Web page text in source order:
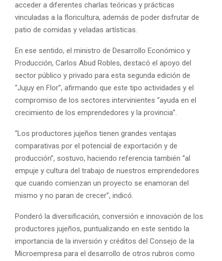
acceder a diferentes charlas teóricas y prácticas
vinculadas a la floricultura, además de poder disfrutar de
patio de comidas y veladas artísticas.
En ese sentido, el ministro de Desarrollo Económico y
Producción, Carlos Abud Robles, destacó el apoyo del
sector público y privado para esta segunda edición de
“Jujuy en Flor”, afirmando que este tipo actividades y el
compromiso de los sectores intervinientes “ayuda en el
crecimiento de los emprendedores y la provincia”.
“Los productores jujeños tienen grandes ventajas
comparativas por el potencial de exportación y de
producción”, sostuvo, haciendo referencia también “al
empuje y cultura del trabajo de nuestros emprendedores
que cuando comienzan un proyecto se enamoran del
mismo y no paran de crecer”, indicó.
Ponderó la diversificación, conversión e innovación de los
productores jujeños, puntualizando en este sentido la
importancia de la inversión y créditos del Consejo de la
Microempresa para el desarrollo de otros rubros como